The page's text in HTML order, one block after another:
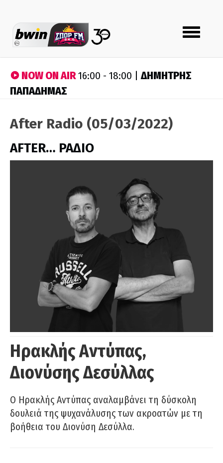
Toggle
navigation
NOW ON AIR16:00 - 18:00 |ΔΗΜΗΤΡΗΣ
ΠΑΠΑΔΗΜΑΣ
After Radio (05/03/2022)
AFTER… ΡΑΔΙΟ
Ηρακλής Αντύπας,
Διονύσης Δεσύλλας
Ο Ηρακλής Αντύπας αναλαμβάνει τη δύσκολη
δουλειά της ψυχανάλυσης των ακροατών με τη
βοήθεια του Διονύση Δεσύλλα.